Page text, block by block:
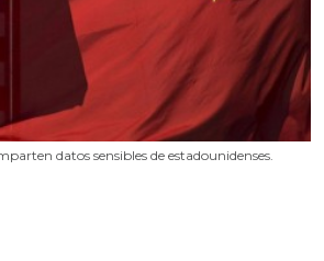
datos sensibles de estadounidenses.